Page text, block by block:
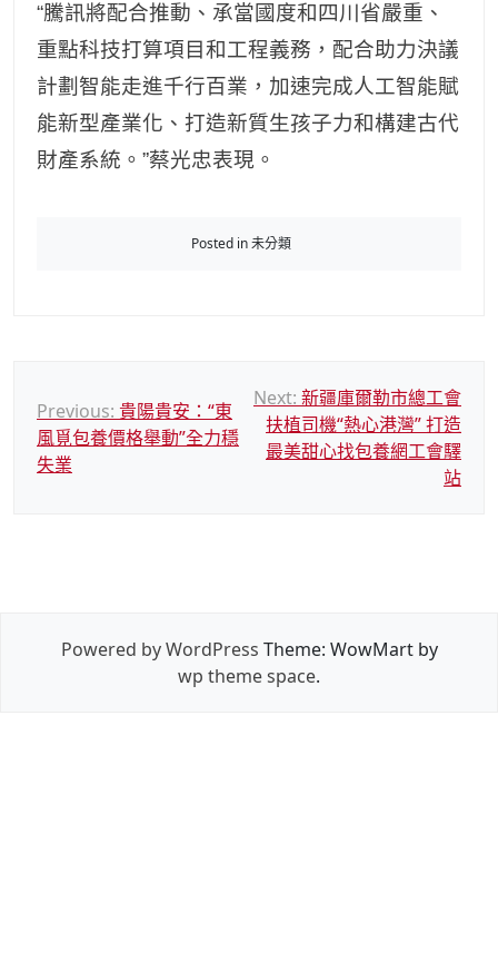
“騰訊將配合推動、承當國度和四川省嚴重、
重點科技打算項目和工程義務，配合助力決議
計劃智能走進千行百業，加速完成人工智能賦
能新型產業化、打造新質生孩子力和構建古代
財產系統。”蔡光忠表現。
Posted in 未分類
文
章
導
Previous: 貴陽貴安：“東
風覓包養價格舉動”全力穩
失業
Next: 新疆庫爾勒市總工會
扶植司機“熱心港灣” 打造
最美甜心找包養網工會驛
站
Powered by WordPress Theme: WowMart by
wp theme space.